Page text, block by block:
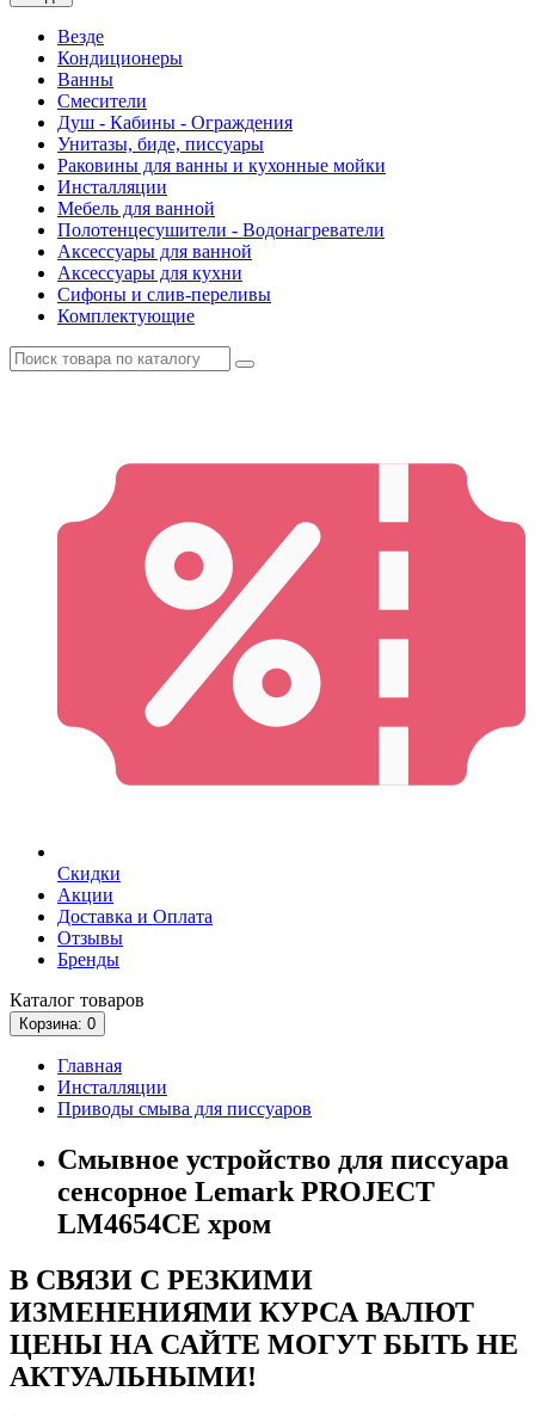
Везде
Кондиционеры
Ванны
Смесители
Душ - Кабины - Ограждения
Унитазы, биде, писсуары
Раковины для ванны и кухонные мойки
Инсталляции
Мебель для ванной
Полотенцесушители - Водонагреватели
Аксессуары для ванной
Аксессуары для кухни
Сифоны и слив-переливы
Комплектующие
Скидки
Акции
Доставка и Оплата
Отзывы
Бренды
Каталог товаров
Корзина: 0
Главная
Инсталляции
Приводы смыва для писсуаров
Смывное устройство для писсуара
сенсорное Lemark PROJECT
LM4654CE хром
В СВЯЗИ С РЕЗКИМИ
ИЗМЕНЕНИЯМИ КУРСА ВАЛЮТ
ЦЕНЫ НА САЙТЕ МОГУТ БЫТЬ НЕ
АКТУАЛЬНЫМИ!